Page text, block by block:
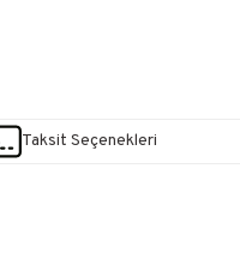
Taksit Seçenekleri